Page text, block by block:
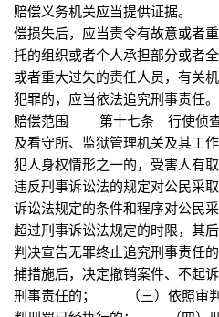
赔偿义务机关应当提供证据。
偿损失后，应当责令有故意或者
托的组织或者个人承担部分或
或者重大过失的责任人员，有关
犯罪的，应当依法追究刑事责
赔偿范围 第十七条 行使侦查
及看守所、监狱管理机关及其工
犯人身权情形之一的，受害人
违反刑事诉讼法的规定对公民采
诉讼法规定的条件和程序对公民
超过刑事诉讼法规定的时限，其
判决宣告无罪终止追究刑事责
捕措施后，决定撤销案件、不起
刑事责任的； （三）依照审判